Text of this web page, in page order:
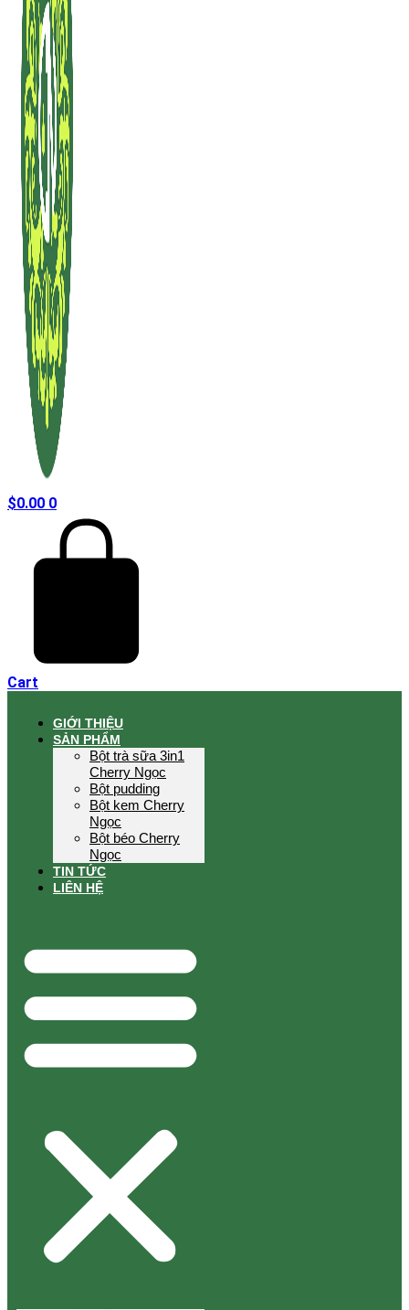
$0.00 0
Cart
GIỚI THIỆU
SẢN PHẨM
Bột trà sữa 3in1
Cherry Ngọc
Bột pudding
Bột kem Cherry
Ngọc
Bột béo Cherry
Ngọc
TIN TỨC
LIÊN HỆ